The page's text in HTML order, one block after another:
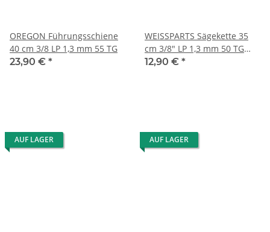
OREGON Führungsschiene
40 cm 3/8 LP 1,3 mm 55 TG
23,90 € *
WEISSPARTS Sägekette 35
cm 3/8" LP 1,3 mm 50 TG
Low Profile
12,90 € *
AUF LAGER AUF LAGER